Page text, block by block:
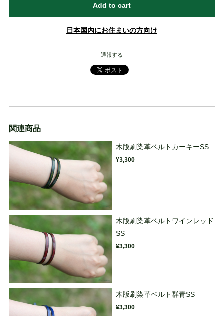
Add to cart
日本国内にお住まいの方向け
通報する
関連商品
木版刷染革ベルトカーキーSS
¥3,300
木版刷染革ベルトワインレッド
SS
¥3,300
木版刷染革ベルト群青SS
¥3,300